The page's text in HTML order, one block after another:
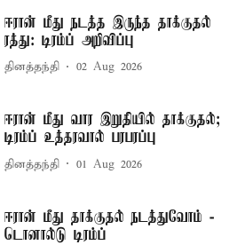
ஈரான் மீது நடத்த இருந்த தாக்குதல்
ரத்து: டிரம்ப் அறிவிப்பு
தினத்தந்தி 02 Aug 2026
ஈரான் மீது வார இறுதியில் தாக்குதல்;
டிரம்ப் உத்தரவால் பரபரப்பு
தினத்தந்தி 01 Aug 2026
ஈரான் மீது தாக்குதல் நடத்துவோம் -
டொனால்டு டிரம்ப்